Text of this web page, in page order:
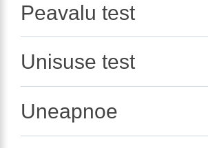
Peavalu test
Unisuse test
Uneapnoe